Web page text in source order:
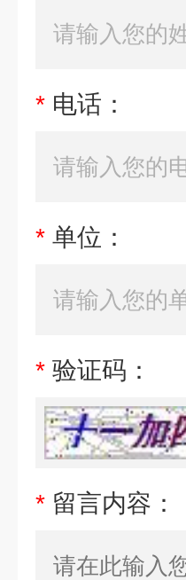
* 电话：
* 单位：
* 验证码：
* 留言内容：